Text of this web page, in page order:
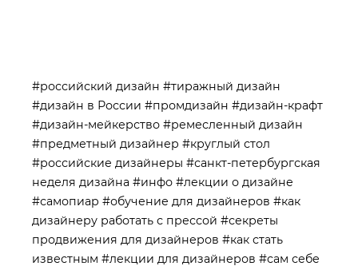
#российский дизайн #тиражный дизайн
#дизайн в России #промдизайн #дизайн-крафт
#дизайн-мейкерство #ремесленный дизайн
#предметный дизайнер #круглый стол
#российские дизайнеры #санкт-петербургская
неделя дизайна #инфо #лекции о дизайне
#самопиар #обучение для дизайнеров #как
дизайнеру работать с прессой #секреты
продвижения для дизайнеров #как стать
известным #лекции для дизайнеров #сам себе